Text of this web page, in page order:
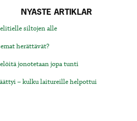
NYASTE ARTIKLAR
siltojen alle
herättävät?
jonotetaan jopa tunti
– kulku laitureille helpottui